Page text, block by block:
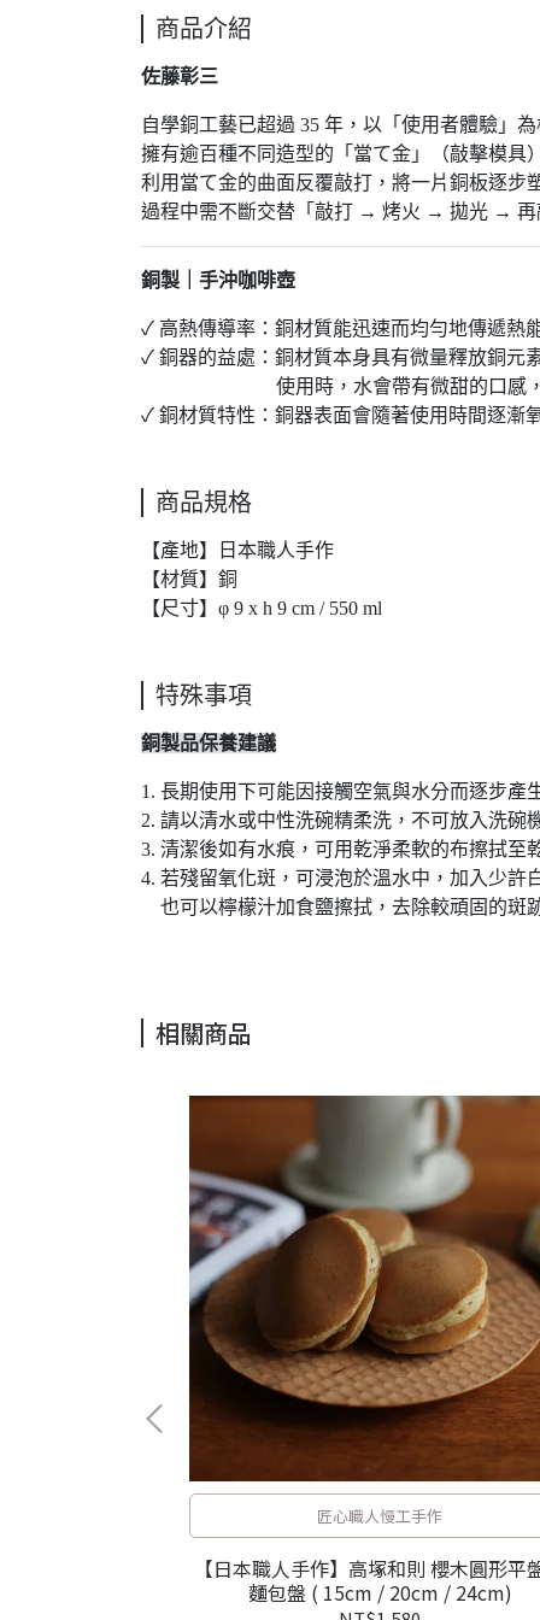
商品介紹
佐藤彰三
自學銅工藝已超過 35 年，以「使用者體驗」
擁有逾百種不同造型的「當て金」（敲擊模具
利用當て金的曲面反覆敲打，將一片銅板逐步
過程中需不斷交替「敲打 → 烤火 → 拋光 → 再
銅製｜手沖咖啡壺
✓ 高熱傳導率：銅材質能迅速而均勻地傳遞熱
✓ 銅器的益處：銅材質本身具有微量釋放銅元
使用時，水會帶有微甜的口感，讓
✓ 銅材質特性：銅器表面會隨著使用時間逐漸
商品規格
【產地】日本職人手作
【材質】銅
【尺寸】φ 9 x h 9 cm / 550 ml
特殊事項
銅製品保養建議
1. 長期使用下可能因接觸空氣與水分而逐步產
2. 請以清水或中性洗碗精柔洗，不可放入洗碗
3. 清潔後如有水痕，可用乾淨柔軟的布擦拭至
4. 若殘留氧化斑，可浸泡於溫水中，加入少許
也可以檸檬汁加食鹽擦拭，去除較頑固的斑
相關商品
匠心職人慢工手作
【日本職人手作】高塚和則 櫻木圓形平
麵包盤 ( 15cm / 20cm / 24cm)